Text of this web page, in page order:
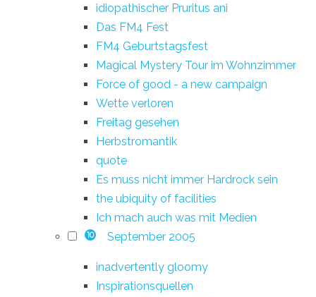
idiopathischer Pruritus ani
Das FM4 Fest
FM4 Geburtstagsfest
Magical Mystery Tour im Wohnzimmer
Force of good - a new campaign
Wette verloren
Freitag gesehen
Herbstromantik
quote
Es muss nicht immer Hardrock sein
the ubiquity of facilities
Ich mach auch was mit Medien
10 September 2005
inadvertently gloomy
Inspirationsquellen